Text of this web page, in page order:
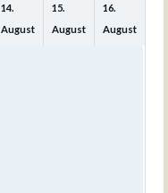
14.
August
15.
August
16.
August